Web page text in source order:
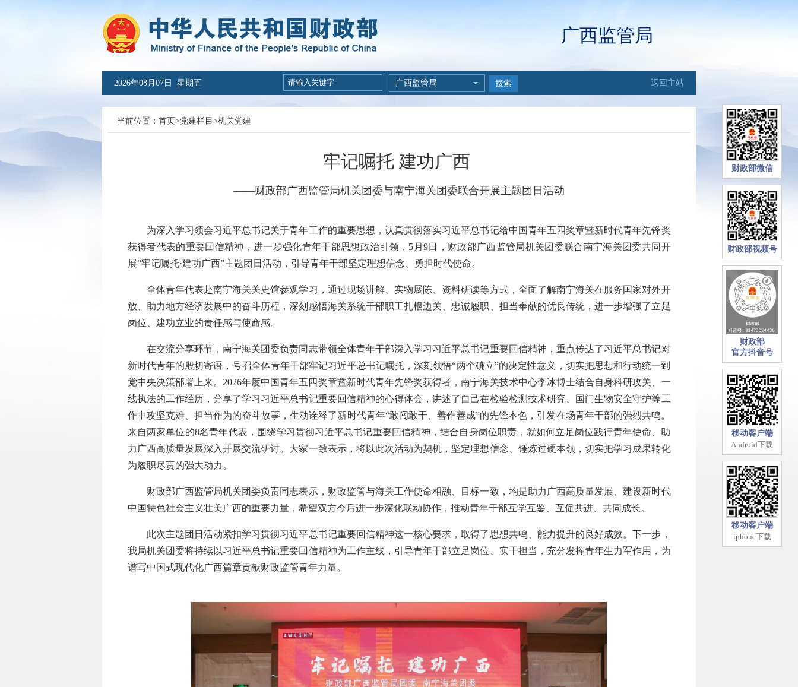
财政部微信
财政部视频号
财政部
官方抖音号
移动客户端
Android下载
移动客户端
iphone下载
广西监管局
2026年08月07日 星期五 广西监管局 搜索 返回主站
当前位置： 首页>党建栏目 >机关党建
牢记嘱托 建功广西
——财政部广西监管局机关团委与南宁海关团委联合开展主题团日活动
为深入学习领会习近平总书记关于青年工作的重要思想，认真贯彻落实习近平总书记给中国青年五四奖章暨新时代青年先锋奖
获得者代表的重要回信精神，进一步强化青年干部思想政治引领，5月9日，财政部广西监管局机关团委联合南宁海关团委共同开
展“牢记嘱托·建功广西”主题团日活动，引导青年干部坚定理想信念、勇担时代使命。
全体青年代表赴南宁海关关史馆参观学习，通过现场讲解、实物展陈、资料研读等方式，全面了解南宁海关在服务国家对外开
放、助力地方经济发展中的奋斗历程，深刻感悟海关系统干部职工扎根边关、忠诚履职、担当奉献的优良传统，进一步增强了立足
岗位、建功立业的责任感与使命感。
在交流分享环节，南宁海关团委负责同志带领全体青年干部深入学习习近平总书记重要回信精神，重点传达了习近平总书记对
新时代青年的殷切寄语，号召全体青年干部牢记习近平总书记嘱托，深刻领悟“两个确立”的决定性意义，切实把思想和行动统一到
党中央决策部署上来。2026年度中国青年五四奖章暨新时代青年先锋奖获得者，南宁海关技术中心李冰博士结合自身科研攻关、一
线执法的工作经历，分享了学习习近平总书记重要回信精神的心得体会，讲述了自己在检验检测技术研究、国门生物安全守护等工
作中攻坚克难、担当作为的奋斗故事，生动诠释了新时代青年“敢闯敢干、善作善成”的先锋本色，引发在场青年干部的强烈共鸣。
来自两家单位的8名青年代表，围绕学习贯彻习近平总书记重要回信精神，结合自身岗位职责，就如何立足岗位践行青年使命、助
力广西高质量发展深入开展交流研讨。大家一致表示，将以此次活动为契机，坚定理想信念、锤炼过硬本领，切实把学习成果转化
为履职尽责的强大动力。
财政部广西监管局机关团委负责同志表示，财政监管与海关工作使命相融、目标一致，均是助力广西高质量发展、建设新时代
中国特色社会主义壮美广西的重要力量，希望双方今后进一步深化联动协作，推动青年干部互学互鉴、互促共进、共同成长。
此次主题团日活动紧扣学习贯彻习近平总书记重要回信精神这一核心要求，取得了思想共鸣、能力提升的良好成效。下一步，
我局机关团委将持续以习近平总书记重要回信精神为工作主线，引导青年干部立足岗位、实干担当，充分发挥青年生力军作用，为
谱写中国式现代化广西篇章贡献财政监管青年力量。